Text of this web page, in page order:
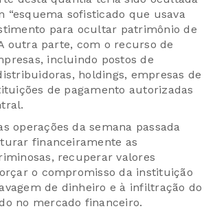
“esquema sofisticado que usava
para ocultar patrimônio de
outra parte, com o recurso de
incluindo postos de
holdings, empresas de
de pagamento autorizadas
operações da semana passada
financeiramente as
recuperar valores
o compromisso da instituição
de dinheiro e à infiltração do
no mercado financeiro.